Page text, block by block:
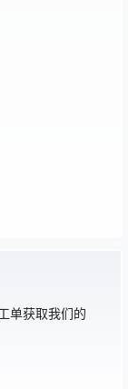
单获取我们的